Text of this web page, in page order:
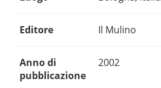
Editore Il Mulino
Anno di
pubblicazione
2002